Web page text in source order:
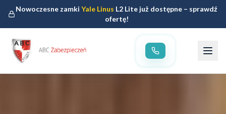
Nowoczesne zamkiYale Linus L2 Lite już dostępne – sprawdź
ofertę!